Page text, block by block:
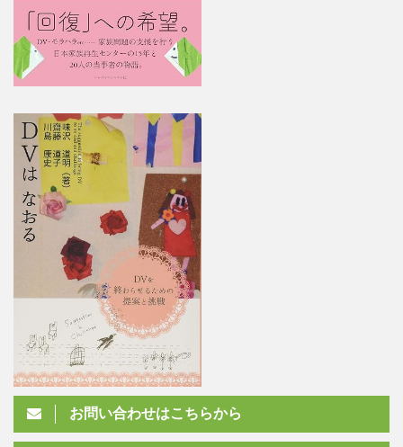
お問い合わせはこちらから